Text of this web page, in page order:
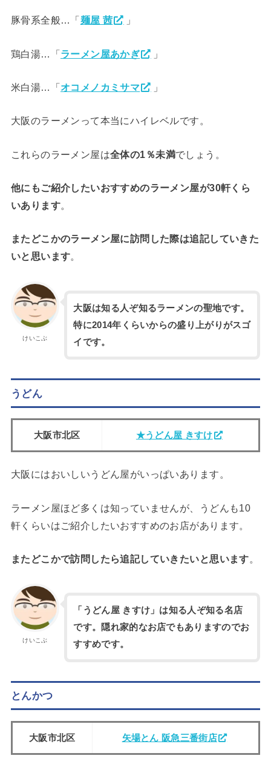
豚骨系全般…「麺屋 茜 」
鶏白湯…「ラーメン屋あかぎ 」
米白湯…「オコメノカミサマ 」
大阪のラーメンって本当にハイレベルです。
これらのラーメン屋は全体の1％未満でしょう。
他にもご紹介したいおすすめのラーメン屋が30軒くら
いあります。
またどこかのラーメン屋に訪問した際は追記していきた
いと思います。
けいこぶ
大阪は知る人ぞ知るラーメンの聖地です。
特に2014年くらいからの盛り上がりがスゴ
イです。
うどん
大阪市北区 ★うどん屋 きすけ
大阪にはおいしいうどん屋がいっぱいあります。
ラーメン屋ほど多くは知っていませんが、うどんも10
軒くらいはご紹介したいおすすめのお店があります。
またどこかで訪問したら追記していきたいと思います。
けいこぶ
「うどん屋 きすけ」は知る人ぞ知る名店
です。隠れ家的なお店でもありますのでお
すすめです。
とんかつ
大阪市北区 矢場とん 阪急三番街店